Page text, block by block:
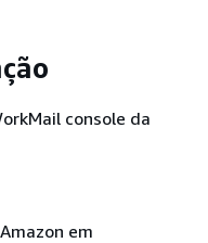
console da
em